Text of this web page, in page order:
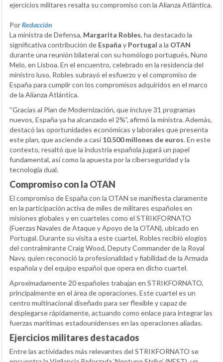
ejercicios militares resalta su compromiso con la Alianza Atlántica.
PorRedacción
La ministra de Defensa, Margarita Robles, ha destacado la
significativa contribución de España y Portugal a la OTAN
durante una reunión bilateral con su homólogo portugués, Nuno
Melo, en Lisboa. En el encuentro, celebrado en la residencia del
ministro luso, Robles subrayó el esfuerzo y el compromiso de
España para cumplir con los compromisos adquiridos en el marco
de la Alianza Atlántica.
“Gracias al Plan de Modernización, que incluye 31 programas
nuevos, España ya ha alcanzado el 2%”, afirmó la ministra. Además,
destacó las oportunidades económicas y laborales que presenta
este plan, que asciende a casi 10.500 millones de euros. En este
contexto, resaltó que la industria española jugará un papel
fundamental, así como la apuesta por la ciberseguridad y la
tecnología dual.
Compromiso con la OTAN
El compromiso de España con la OTAN se manifiesta claramente
en la participación activa de miles de militares españoles en
misiones globales y en cuarteles como el STRIKFORNATO
(Fuerzas Navales de Ataque y Apoyo de la OTAN), ubicado en
Portugal. Durante su visita a este cuartel, Robles recibió elogios
del contralmirante Craig Wood, Deputy Commander de la Royal
Navy, quien reconoció la profesionalidad y fiabilidad de la Armada
española y del equipo español que opera en dicho cuartel.
Aproximadamente 20 españoles trabajan en STRIKFORNATO,
principalmente en el área de operaciones. Este cuartel es un
centro multinacional diseñado para ser flexible y capaz de
desplegarse rápidamente, actuando como enlace para integrar las
fuerzas marítimas estadounidenses en las operaciones aliadas.
Ejercicios militares destacados
Entre las actividades más relevantes del STRIKFORNATO se